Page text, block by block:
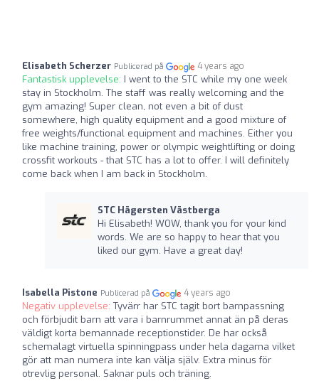
Elisabeth Scherzer Publicerad på 4 years ago
Fantastisk upplevelse: I went to the STC while my one week
stay in Stockholm. The staff was really welcoming and the
gym amazing! Super clean, not even a bit of dust
somewhere, high quality equipment and a good mixture of
free weights/functional equipment and machines. Either you
like machine training, power or olympic weightlifting or doing
crossfit workouts - that STC has a lot to offer. I will definitely
come back when I am back in Stockholm.
STC Hägersten Västberga
Hi Elisabeth! WOW, thank you for your kind
words. We are so happy to hear that you
liked our gym. Have a great day!
Isabella Pistone Publicerad på 4 years ago
Negativ upplevelse: Tyvärr har STC tagit bort barnpassning
och förbjudit barn att vara i barnrummet annat än på deras
väldigt korta bemannade receptionstider. De har också
schemalagt virtuella spinningpass under hela dagarna vilket
gör att man numera inte kan välja själv. Extra minus för
otrevlig personal. Saknar puls och träning.